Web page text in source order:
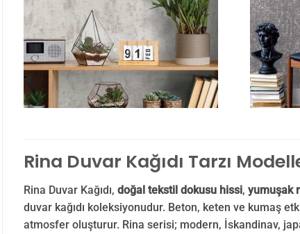
Rina Duvar Kağıdı Tarzı
Rina Duvar Kağıdı, doğal tekstil dokusu hissi, yumuşak
duvar kağıdı koleksiyonudur. Beton, keten ve kumaş
atmosfer oluşturur. Rina serisi; modern, İskandinav,